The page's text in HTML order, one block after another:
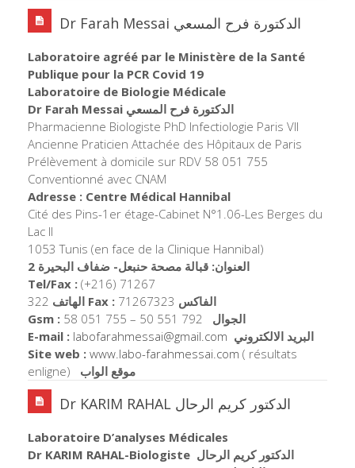
Dr Farah Messai الدكتورة فرح المسعي
Laboratoire agréé par le Ministère de la Santé
Publique pour la PCR Covid 19
Laboratoire de Biologie Médicale
Dr Farah Messai الدكتورة فرح المسعي
Pharmacienne Biologiste PhD Infectiologie Paris VII
Ancienne Praticien Attachée des Hôpitaux de Paris
Prélèvement à domicile sur RDV 58 051 755
Conventionné avec CNAM
Adresse : Centre Médical Hannibal
Cité des Pins-1er étage-Cabinet N°1.06-Les Berges du
Lac II
1053 Tunis (en face de la Clinique Hannibal)
العنوان: قبالة مصحة حنبعل- ضفاف البحيرة 2
Tel/Fax : (+216) 71267
322 الهاتف Fax : 71267323 الفاكس
Gsm : 58 051 755 – 50 551 792 الجوال
E-mail : labofarahmessai@gmail.com البريد الالكتروني
Site web : www.labo-farahmessai.com ( résultats
enligne) موقع الواب
Dr KARIM RAHAL الدكتور كريم الرحال
Laboratoire D’analyses Médicales
Dr KARIM RAHAL-Biologiste الدكتور كريم الرحال